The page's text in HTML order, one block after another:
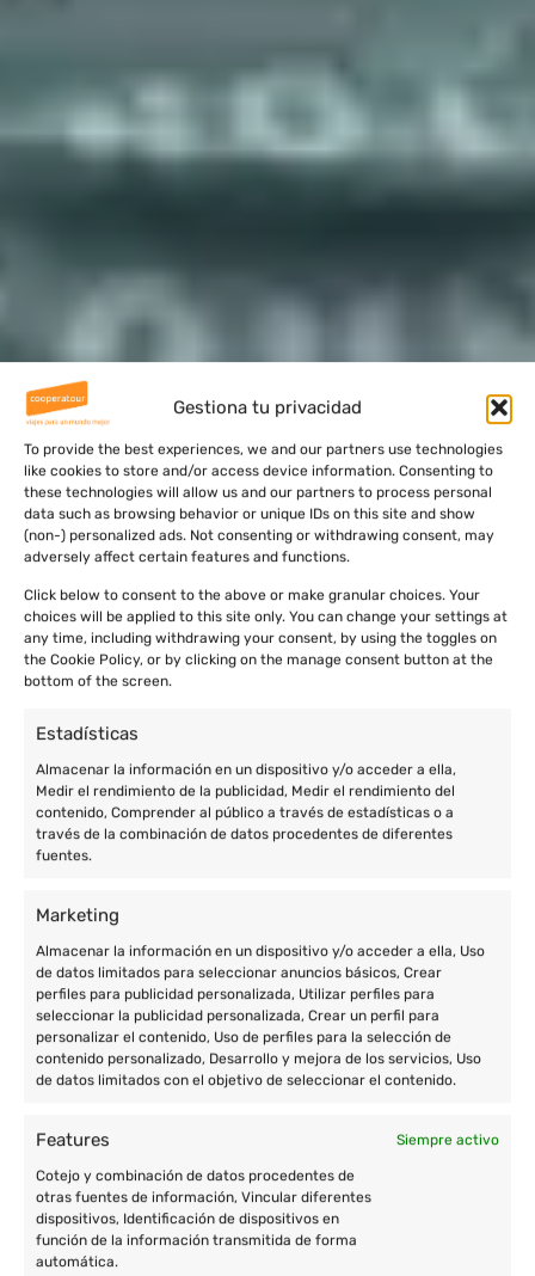
Gestiona tu privacidad
To provide the best experiences, we and our partners use technologies
like cookies to store and/or access device information. Consenting to
these technologies will allow us and our partners to process personal
data such as browsing behavior or unique IDs on this site and show
(non-) personalized ads. Not consenting or withdrawing consent, may
adversely affect certain features and functions.
Click below to consent to the above or make granular choices. Your
choices will be applied to this site only. You can change your settings at
any time, including withdrawing your consent, by using the toggles on
the Cookie Policy, or by clicking on the manage consent button at the
bottom of the screen.
Estadísticas
Almacenar la información en un dispositivo y/o acceder a ella,
Medir el rendimiento de la publicidad, Medir el rendimiento del
contenido, Comprender al público a través de estadísticas o a
través de la combinación de datos procedentes de diferentes
fuentes.
Marketing
Almacenar la información en un dispositivo y/o acceder a ella, Uso
de datos limitados para seleccionar anuncios básicos, Crear
perfiles para publicidad personalizada, Utilizar perfiles para
seleccionar la publicidad personalizada, Crear un perfil para
personalizar el contenido, Uso de perfiles para la selección de
contenido personalizado, Desarrollo y mejora de los servicios, Uso
de datos limitados con el objetivo de seleccionar el contenido.
Features Siempre activo
Cotejo y combinación de datos procedentes de
otras fuentes de información, Vincular diferentes
dispositivos, Identificación de dispositivos en
función de la información transmitida de forma
automática.